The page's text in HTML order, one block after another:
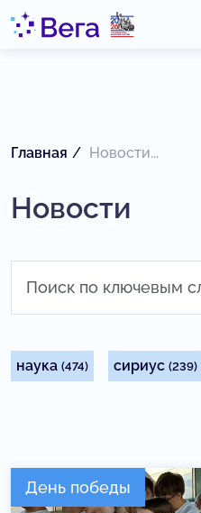
Главная Новости...
Новости
наука (474) сириус (239)
День победы